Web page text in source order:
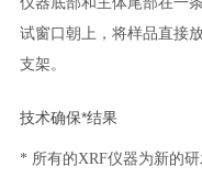
试窗口朝上，将样品直接
支架。
技术确保*结果
* 所有的XRF仪器为新的